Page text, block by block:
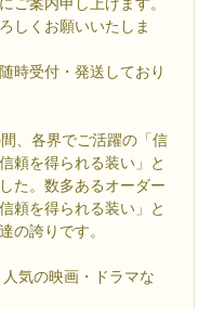
しくお願いいたしま
時受付・発送しており
、各界でご活躍の「信
頼を得られる装い」と
た。数多あるオーダー
頼を得られる装い」と
の誇りです。
気の映画・ドラマな